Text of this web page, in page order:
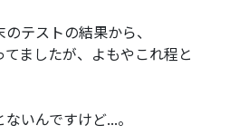
テストの結果から、
ましたが、よもやこれ程と
いんですけど...。